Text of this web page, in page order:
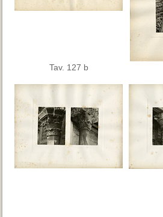
Tav. 127 b